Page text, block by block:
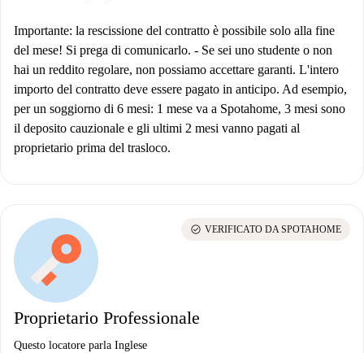
Importante: la rescissione del contratto è possibile solo alla fine
del mese! Si prega di comunicarlo. - Se sei uno studente o non
hai un reddito regolare, non possiamo accettare garanti. L'intero
importo del contratto deve essere pagato in anticipo. Ad esempio,
per un soggiorno di 6 mesi: 1 mese va a Spotahome, 3 mesi sono
il deposito cauzionale e gli ultimi 2 mesi vanno pagati al
proprietario prima del trasloco.
Proprietario Professionale
Questo locatore parla Inglese
check_circle VERIFICATO DA SPOTAHOME